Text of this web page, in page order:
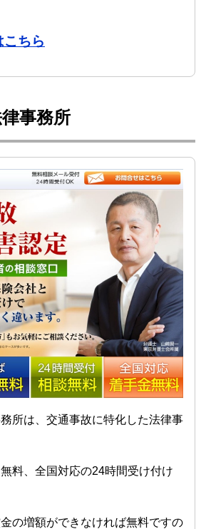
こちら
律事務所
所は、交通事故に特化した法律事
料、全国対応の24時間受け付け
の増額ができなければ無料ですの